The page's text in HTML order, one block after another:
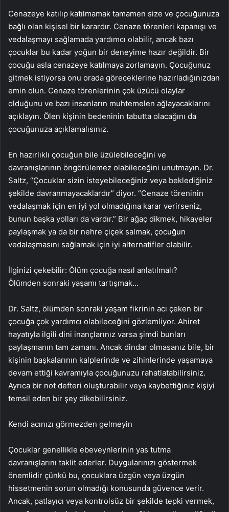
Cenazeye katılıp katılmamak tamamen size ve çocuğunuza
bağlı olan kişisel bir karardır. Cenaze törenleri kapanışı ve
vedalaşmayı sağlamada yardımcı olabilir, ancak bazı
çocuklar bu kadar yoğun bir deneyime hazır değildir. Bir
çocuğu asla cenazeye katılmaya zorlamayın. Çocuğunuz
gitmek istiyorsa onu orada göreceklerine hazırladığınızdan
emin olun. Cenaze törenlerinin çok üzücü olaylar
olduğunu ve bazı insanların muhtemelen ağlayacaklarını
açıklayın. Ölen kişinin bedeninin tabutta olacağını da
çocuğunuza açıklamalısınız.
En hazırlıklı çocuğun bile üzülebileceğini ve
davranışlarının öngörülemez olabileceğini unutmayın. Dr.
Saltz, “Çocuklar sizin isteyebileceğiniz veya beklediğiniz
şekilde davranmayacaklardır” diyor. “Cenaze töreninin
vedalaşmak için en iyi yol olmadığına karar verirseniz,
bunun başka yolları da vardır.” Bir ağaç dikmek, hikayeler
paylaşmak ya da bir nehre çiçek salmak, çocuğun
vedalaşmasını sağlamak için iyi alternatifler olabilir.
İlginizi çekebilir: Ölüm çocuğa nasıl anlatılmalı?
Ölümden sonraki yaşamı tartışmak…
Dr. Saltz, ölümden sonraki yaşam fikrinin acı çeken bir
çocuğa çok yardımcı olabileceğini gözlemliyor. Ahiret
hayatıyla ilgili dini inançlarınız varsa şimdi bunları
paylaşmanın tam zamanı. Ancak dindar olmasanız bile, bir
kişinin başkalarının kalplerinde ve zihinlerinde yaşamaya
devam ettiği kavramıyla çocuğunuzu rahatlatabilirsiniz.
Ayrıca bir not defteri oluşturabilir veya kaybettiğiniz kişiyi
temsil eden bir şey dikebilirsiniz.
Kendi acınızı görmezden gelmeyin
Çocuklar genellikle ebeveynlerinin yas tutma
davranışlarını taklit ederler. Duygularınızı göstermek
önemlidir çünkü bu, çocuklara üzgün veya üzgün
hissetmenin sorun olmadığı konusunda güvence verir.
Ancak, patlayıcı veya kontrolsüz bir şekilde tepki vermek,